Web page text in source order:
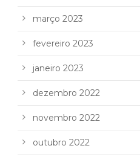
março 2023
fevereiro 2023
janeiro 2023
dezembro 2022
novembro 2022
outubro 2022